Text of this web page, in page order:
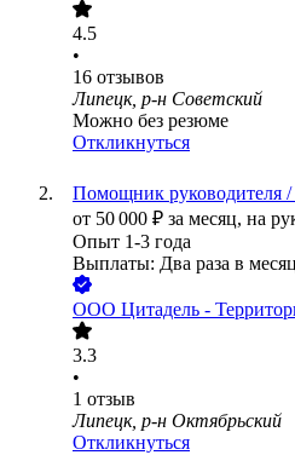
4.5
•
16 отзывов
Липецк, р-н Советский
Можно без резюме
Откликнуться
Помощник руководителя /
от 50 000 ₽ за месяц, на
Опыт 1-3 года
Выплаты: Два раза в месяц
ООО Цитадель -
3.3
•
1 отзыв
Липецк, р-н Октябрьский
Откликнуться